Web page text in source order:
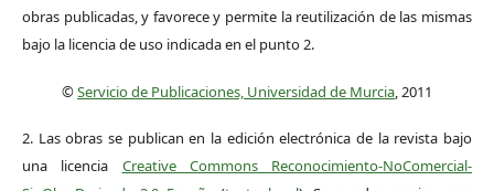
obras publicadas, y favorece y permite la reutilización de las mismas
bajo la licencia de uso indicada en el punto 2.
©Servicio de Publicaciones, Universidad de Murcia, 2011
2. Las obras se publican en la edición electrónica de la revista bajo
una licencia Creative Commons Reconocimiento-NoComercial-